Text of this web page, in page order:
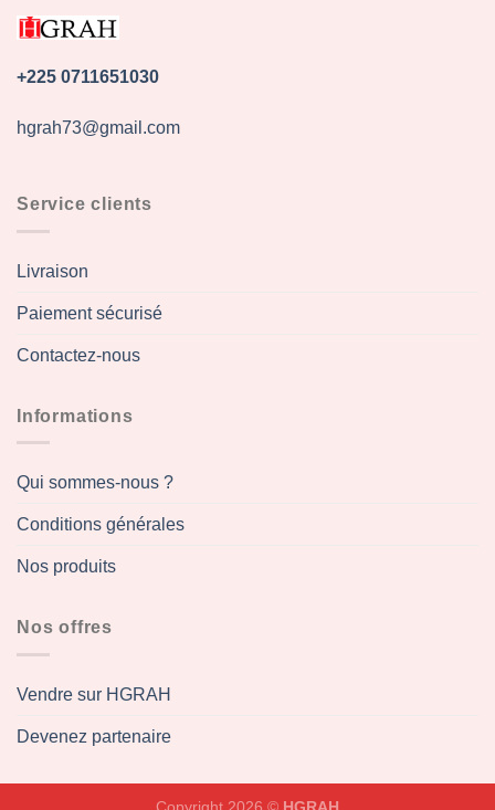
+225 0711651030
hgrah73@gmail.com
Service clients
Livraison
Paiement sécurisé
Contactez-nous
Informations
Qui sommes-nous ?
Conditions générales
Nos produits
Nos offres
Vendre sur HGRAH
Devenez partenaire